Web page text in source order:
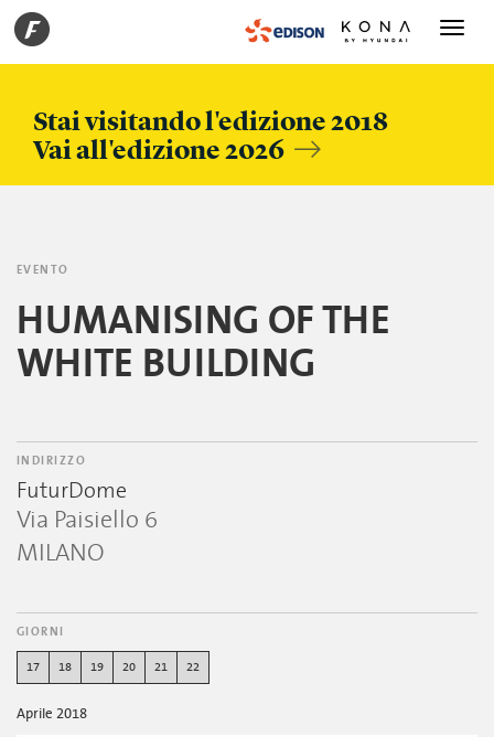
Stai visitando l'edizione 2018
Vai all'edizione 2026
Toggle
EVENTO
HUMANISING OF THE
WHITE BUILDING
INDIRIZZO
FuturDome
Via Paisiello 6
MILANO
GIORNI
17 18 19 20 21 22
Aprile 2018